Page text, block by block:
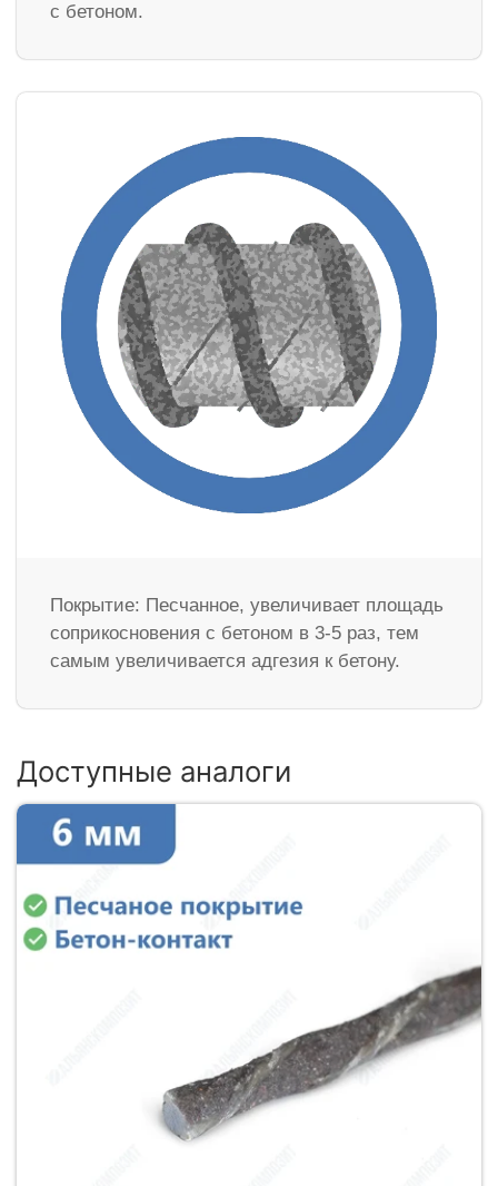
с бетоном.
Покрытие: Песчанное, увеличивает площадь
соприкосновения с бетоном в 3-5 раз, тем
самым увеличивается адгезия к бетону.
Доступные аналоги